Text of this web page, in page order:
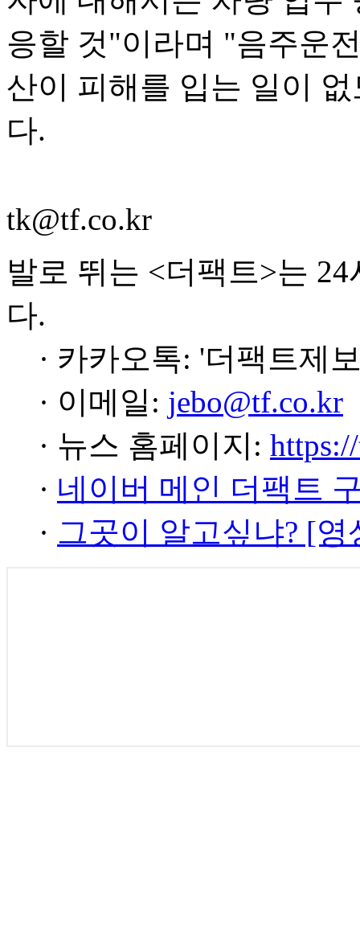
응할 것"이라며 "음주운
산이 피해를 입는 일이
다.
tk@tf.co.kr
발로 뛰는 <더팩트>는
다.
· 카카오톡: '더팩트제
· 이메일: jebo@tf.co.kr
· 뉴스 홈페이지:
· 네이버 메인 더팩트
· 그곳이 알고싶냐? [